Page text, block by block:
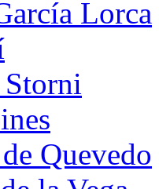
Lorca
Quevedo